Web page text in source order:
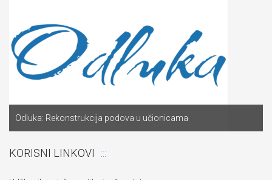
Odluka: Rekonstrukcija podova u učionicama
KORISNI LINKOVI